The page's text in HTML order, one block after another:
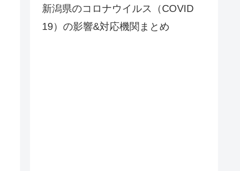
新潟県のコロナウイルス（COVID
19）の影響&対応機関まとめ